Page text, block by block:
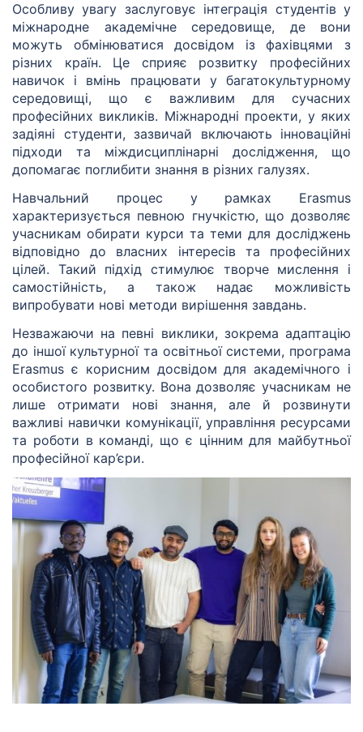
Особливу увагу заслуговує інтеграція студентів у
міжнародне академічне середовище, де вони
можуть обмінюватися досвідом із фахівцями з
різних країн. Це сприяє розвитку професійних
навичок і вмінь працювати у багатокультурному
середовищі, що є важливим для сучасних
професійних викликів. Міжнародні проекти, у яких
задіяні студенти, зазвичай включають інноваційні
підходи та міждисциплінарні дослідження, що
допомагає поглибити знання в різних галузях.
Навчальний процес у рамках Erasmus
характеризується певною гнучкістю, що дозволяє
учасникам обирати курси та теми для досліджень
відповідно до власних інтересів та професійних
цілей. Такий підхід стимулює творче мислення і
самостійність, а також надає можливість
випробувати нові методи вирішення завдань.
Незважаючи на певні виклики, зокрема адаптацію
до іншої культурної та освітньої системи, програма
Erasmus є корисним досвідом для академічного і
особистого розвитку. Вона дозволяє учасникам не
лише отримати нові знання, але й розвинути
важливі навички комунікації, управління ресурсами
та роботи в команді, що є цінним для майбутньої
професійної кар’єри.